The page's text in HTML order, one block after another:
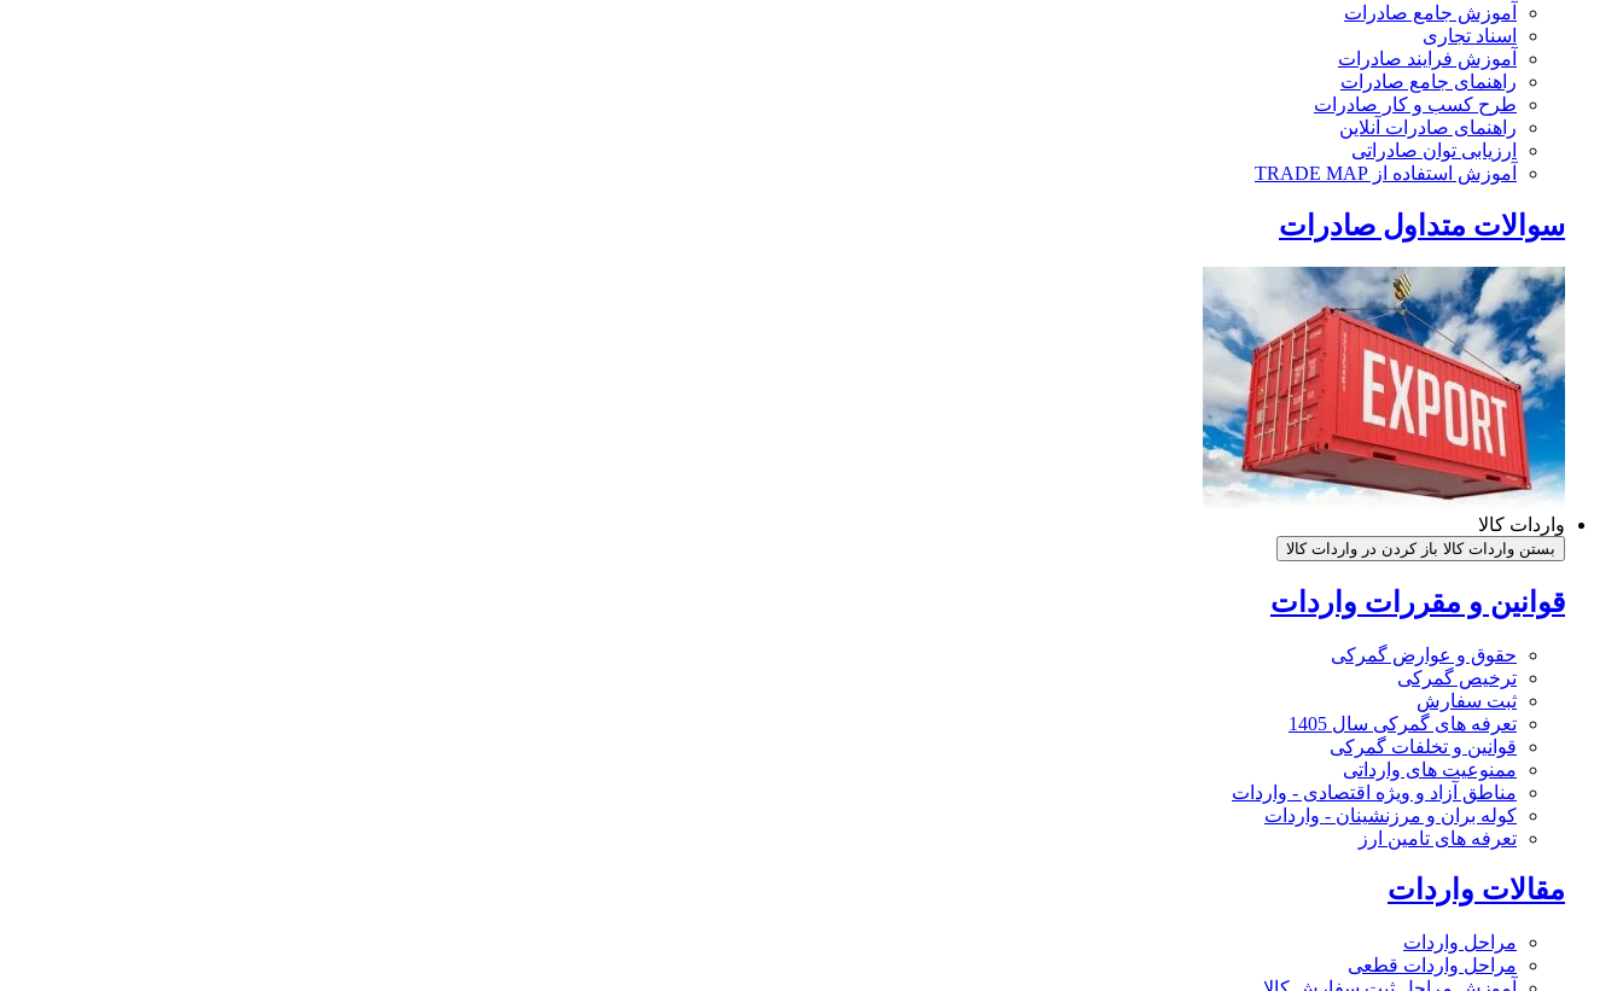
آموزش جامع صادرات
اسناد تجاری
آموزش فرایند صادرات
راهنمای جامع صادرات
طرح کسب و کار صادرات
راهنمای صادرات آنلاین
ارزیابی توان صادراتی
آموزش استفاده از TRADE MAP
سوالات متداول صادرات
واردات کالا
بستن واردات کالا باز کردن در واردات کالا
قوانین و مقررات واردات
حقوق و عوارض گمرکی
ترخیص گمرکی
ثبت سفارش
تعرفه های گمرکی سال 1405
قوانین و تخلفات گمرکی
ممنوعیت های وارداتی
مناطق آزاد و ویژه اقتصادی - واردات
کوله بران و مرزنشینان - واردات
تعرفه های تامین ارز
مقالات واردات
مراحل واردات
مراحل واردات قطعی